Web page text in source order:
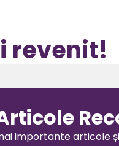
revenit!
importante articole